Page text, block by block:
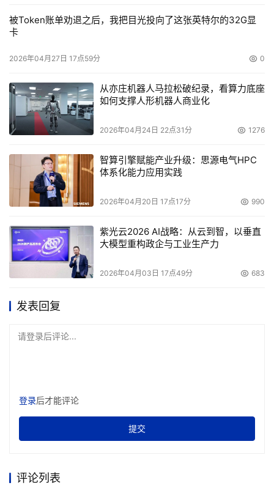
被Token账单劝退之后，我把目光投向了这张英特尔的32G显
卡
2026年04月27日 17点59分 0
从亦庄机器人马拉松破纪录，看算力底座
如何支撑人形机器人商业化
2026年04月24日 22点31分 1276
智算引擎赋能产业升级：思源电气HPC
体系化能力应用实践
2026年04月20日 17点17分 990
紫光云2026 AI战略：从云到智，以垂直
大模型重构政企与工业生产力
2026年04月03日 17点49分 683
发表回复
请登录后评论...
登录后才能评论
提交
评论列表